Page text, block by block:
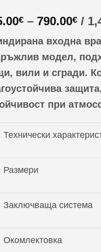
€ – 790.00€ /
входна
модел,
вили и сгради.
при
Технически
Размери
Заключваща система
Окомлектовка